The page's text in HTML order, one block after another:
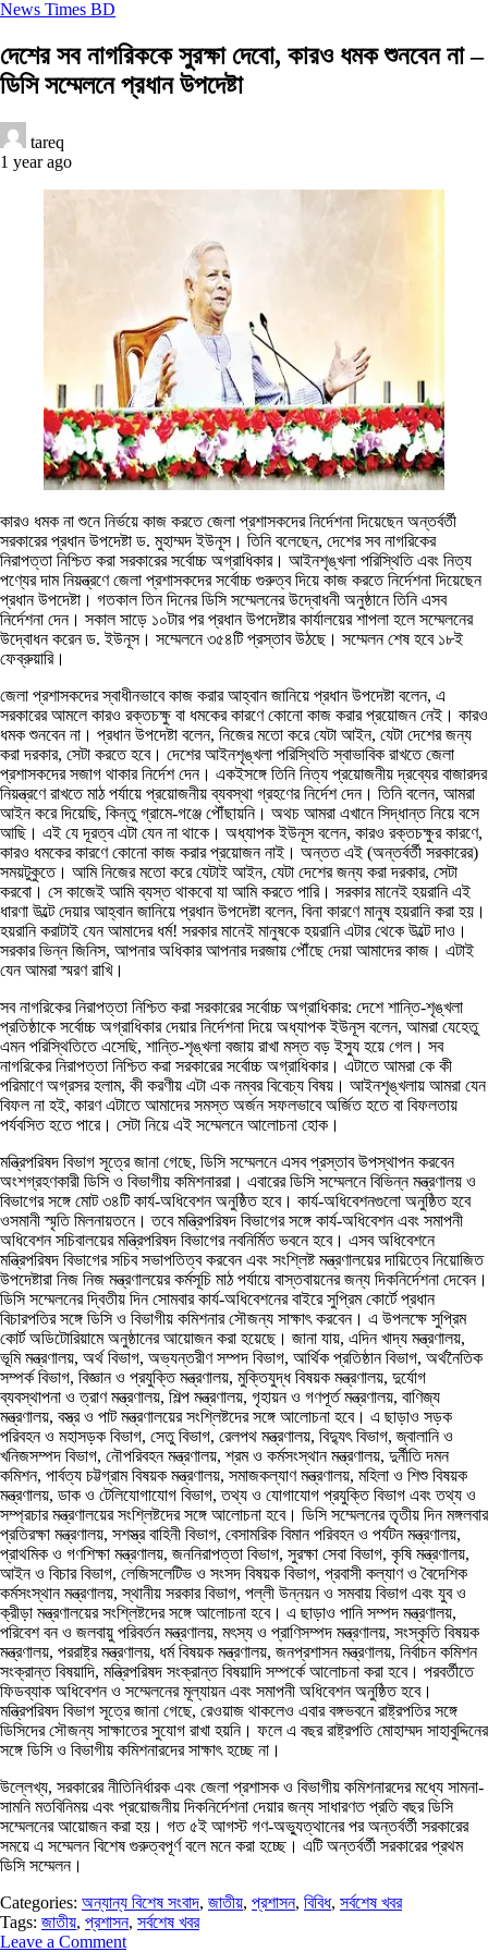
News Times BD
দেশের সব নাগরিককে সুরক্ষা দেবো, কারও ধমক শুনবেন না –
ডিসি সম্মেলনে প্রধান উপদেষ্টা
tareq
1 year ago
কারও ধমক না শুনে নির্ভয়ে কাজ করতে জেলা প্রশাসকদের নির্দেশনা দিয়েছেন অন্তর্বর্তী
সরকারের প্রধান উপদেষ্টা ড. মুহাম্মদ ইউনূস। তিনি বলেছেন, দেশের সব নাগরিকের
নিরাপত্তা নিশ্চিত করা সরকারের সর্বোচ্চ অগ্রাধিকার। আইনশৃঙ্খলা পরিস্থিতি এবং নিত্য
পণ্যের দাম নিয়ন্ত্রণে জেলা প্রশাসকদের সর্বোচ্চ গুরুত্ব দিয়ে কাজ করতে নির্দেশনা দিয়েছেন
প্রধান উপদেষ্টা। গতকাল তিন দিনের ডিসি সম্মেলনের উদ্বোধনী অনুষ্ঠানে তিনি এসব
নির্দেশনা দেন। সকাল সাড়ে ১০টার পর প্রধান উপদেষ্টার কার্যালয়ের শাপলা হলে সম্মেলনের
উদ্বোধন করেন ড. ইউনূস। সম্মেলনে ৩৫৪টি প্রস্তাব উঠছে। সম্মেলন শেষ হবে ১৮ই
ফেব্রুয়ারি।
জেলা প্রশাসকদের স্বাধীনভাবে কাজ করার আহ্বান জানিয়ে প্রধান উপদেষ্টা বলেন, এ
সরকারের আমলে কারও রক্তচক্ষু বা ধমকের কারণে কোনো কাজ করার প্রয়োজন নেই। কারও
ধমক শুনবেন না। প্রধান উপদেষ্টা বলেন, নিজের মতো করে যেটা আইন, যেটা দেশের জন্য
করা দরকার, সেটা করতে হবে। দেশের আইনশৃঙ্খলা পরিস্থিতি স্বাভাবিক রাখতে জেলা
প্রশাসকদের সজাগ থাকার নির্দেশ দেন। একইসঙ্গে তিনি নিত্য প্রয়োজনীয় দ্রব্যের বাজারদর
নিয়ন্ত্রণে রাখতে মাঠ পর্যায়ে প্রয়োজনীয় ব্যবস্থা গ্রহণের নির্দেশ দেন। তিনি বলেন, আমরা
আইন করে দিয়েছি, কিন্তু গ্রামে-গঞ্জে পৌঁছায়নি। অথচ আমরা এখানে সিদ্ধান্ত নিয়ে বসে
আছি। এই যে দূরত্ব এটা যেন না থাকে। অধ্যাপক ইউনূস বলেন, কারও রক্তচক্ষুর কারণে,
কারও ধমকের কারণে কোনো কাজ করার প্রয়োজন নাই। অন্তত এই (অন্তর্বর্তী সরকারের)
সময়টুকুতে। আমি নিজের মতো করে যেটাই আইন, যেটা দেশের জন্য করা দরকার, সেটা
করবো। সে কাজেই আমি ব্যস্ত থাকবো যা আমি করতে পারি। সরকার মানেই হয়রানি এই
ধারণা উল্টে দেয়ার আহ্বান জানিয়ে প্রধান উপদেষ্টা বলেন, বিনা কারণে মানুষ হয়রানি করা হয়।
হয়রানি করাটাই যেন আমাদের ধর্ম! সরকার মানেই মানুষকে হয়রানি এটার থেকে উল্টে দাও।
সরকার ভিন্ন জিনিস, আপনার অধিকার আপনার দরজায় পৌঁছে দেয়া আমাদের কাজ। এটাই
যেন আমরা স্মরণ রাখি।
সব নাগরিকের নিরাপত্তা নিশ্চিত করা সরকারের সর্বোচ্চ অগ্রাধিকার: দেশে শান্তি-শৃঙ্খলা
প্রতিষ্ঠাকে সর্বোচ্চ অগ্রাধিকার দেয়ার নির্দেশনা দিয়ে অধ্যাপক ইউনূস বলেন, আমরা যেহেতু
এমন পরিস্থিতিতে এসেছি, শান্তি-শৃঙ্খলা বজায় রাখা মস্ত বড় ইস্যু হয়ে গেল। সব
নাগরিকের নিরাপত্তা নিশ্চিত করা সরকারের সর্বোচ্চ অগ্রাধিকার। এটাতে আমরা কে কী
পরিমাণে অগ্রসর হলাম, কী করণীয় এটা এক নম্বর বিবেচ্য বিষয়। আইনশৃঙ্খলায় আমরা যেন
বিফল না হই, কারণ এটাতে আমাদের সমস্ত অর্জন সফলভাবে অর্জিত হতে বা বিফলতায়
পর্যবসিত হতে পারে। সেটা নিয়ে এই সম্মেলনে আলোচনা হোক।
মন্ত্রিপরিষদ বিভাগ সূত্রে জানা গেছে, ডিসি সম্মেলনে এসব প্রস্তাব উপস্থাপন করবেন
অংশগ্রহণকারী ডিসি ও বিভাগীয় কমিশনাররা। এবারের ডিসি সম্মেলনে বিভিন্ন মন্ত্রণালয় ও
বিভাগের সঙ্গে মোট ৩৪টি কার্য-অধিবেশন অনুষ্ঠিত হবে। কার্য-অধিবেশনগুলো অনুষ্ঠিত হবে
ওসমানী স্মৃতি মিলনায়তনে। তবে মন্ত্রিপরিষদ বিভাগের সঙ্গে কার্য-অধিবেশন এবং সমাপনী
অধিবেশন সচিবালয়ের মন্ত্রিপরিষদ বিভাগের নবনির্মিত ভবনে হবে। এসব অধিবেশনে
মন্ত্রিপরিষদ বিভাগের সচিব সভাপতিত্ব করবেন এবং সংশ্লিষ্ট মন্ত্রণালয়ের দায়িত্বে নিয়োজিত
উপদেষ্টারা নিজ নিজ মন্ত্রণালয়ের কর্মসূচি মাঠ পর্যায়ে বাস্তবায়নের জন্য দিকনির্দেশনা দেবেন।
ডিসি সম্মেলনের দ্বিতীয় দিন সোমবার কার্য-অধিবেশনের বাইরে সুপ্রিম কোর্টে প্রধান
বিচারপতির সঙ্গে ডিসি ও বিভাগীয় কমিশনার সৌজন্য সাক্ষাৎ করবেন। এ উপলক্ষে সুপ্রিম
কোর্ট অডিটোরিয়ামে অনুষ্ঠানের আয়োজন করা হয়েছে। জানা যায়, এদিন খাদ্য মন্ত্রণালয়,
ভূমি মন্ত্রণালয়, অর্থ বিভাগ, অভ্যন্তরীণ সম্পদ বিভাগ, আর্থিক প্রতিষ্ঠান বিভাগ, অর্থনৈতিক
সম্পর্ক বিভাগ, বিজ্ঞান ও প্রযুক্তি মন্ত্রণালয়, মুক্তিযুদ্ধ বিষয়ক মন্ত্রণালয়, দুর্যোগ
ব্যবস্থাপনা ও ত্রাণ মন্ত্রণালয়, শিল্প মন্ত্রণালয়, গৃহায়ন ও গণপূর্ত মন্ত্রণালয়, বাণিজ্য
মন্ত্রণালয়, বস্ত্র ও পাট মন্ত্রণালয়ের সংশ্লিষ্টদের সঙ্গে আলোচনা হবে। এ ছাড়াও সড়ক
পরিবহন ও মহাসড়ক বিভাগ, সেতু বিভাগ, রেলপথ মন্ত্রণালয়, বিদ্যুৎ বিভাগ, জ্বালানি ও
খনিজসম্পদ বিভাগ, নৌপরিবহন মন্ত্রণালয়, শ্রম ও কর্মসংস্থান মন্ত্রণালয়, দুর্নীতি দমন
কমিশন, পার্বত্য চট্টগ্রাম বিষয়ক মন্ত্রণালয়, সমাজকল্যাণ মন্ত্রণালয়, মহিলা ও শিশু বিষয়ক
মন্ত্রণালয়, ডাক ও টেলিযোগাযোগ বিভাগ, তথ্য ও যোগাযোগ প্রযুক্তি বিভাগ এবং তথ্য ও
সম্প্রচার মন্ত্রণালয়ের সংশ্লিষ্টদের সঙ্গে আলোচনা হবে। ডিসি সম্মেলনের তৃতীয় দিন মঙ্গলবার
প্রতিরক্ষা মন্ত্রণালয়, সশস্ত্র বাহিনী বিভাগ, বেসামরিক বিমান পরিবহন ও পর্যটন মন্ত্রণালয়,
প্রাথমিক ও গণশিক্ষা মন্ত্রণালয়, জননিরাপত্তা বিভাগ, সুরক্ষা সেবা বিভাগ, কৃষি মন্ত্রণালয়,
আইন ও বিচার বিভাগ, লেজিসলেটিভ ও সংসদ বিষয়ক বিভাগ, প্রবাসী কল্যাণ ও বৈদেশিক
কর্মসংস্থান মন্ত্রণালয়, স্থানীয় সরকার বিভাগ, পল্লী উন্নয়ন ও সমবায় বিভাগ এবং যুব ও
ক্রীড়া মন্ত্রণালয়ের সংশ্লিষ্টদের সঙ্গে আলোচনা হবে। এ ছাড়াও পানি সম্পদ মন্ত্রণালয়,
পরিবেশ বন ও জলবায়ু পরিবর্তন মন্ত্রণালয়, মৎস্য ও প্রাণিসম্পদ মন্ত্রণালয়, সংস্কৃতি বিষয়ক
মন্ত্রণালয়, পররাষ্ট্র মন্ত্রণালয়, ধর্ম বিষয়ক মন্ত্রণালয়, জনপ্রশাসন মন্ত্রণালয়, নির্বাচন কমিশন
সংক্রান্ত বিষয়াদি, মন্ত্রিপরিষদ সংক্রান্ত বিষয়াদি সম্পর্কে আলোচনা করা হবে। পরবর্তীতে
ফিডব্যাক অধিবেশন ও সম্মেলনের মূল্যায়ন এবং সমাপনী অধিবেশন অনুষ্ঠিত হবে।
মন্ত্রিপরিষদ বিভাগ সূত্রে জানা গেছে, রেওয়াজ থাকলেও এবার বঙ্গভবনে রাষ্ট্রপতির সঙ্গে
ডিসিদের সৌজন্য সাক্ষাতের সুযোগ রাখা হয়নি। ফলে এ বছর রাষ্ট্রপতি মোহাম্মদ সাহাবুদ্দিনের
সঙ্গে ডিসি ও বিভাগীয় কমিশনারদের সাক্ষাৎ হচ্ছে না।
উল্লেখ্য, সরকারের নীতিনির্ধারক এবং জেলা প্রশাসক ও বিভাগীয় কমিশনারদের মধ্যে সামনা-
সামনি মতবিনিময় এবং প্রয়োজনীয় দিকনির্দেশনা দেয়ার জন্য সাধারণত প্রতি বছর ডিসি
সম্মেলনের আয়োজন করা হয়। গত ৫ই আগস্ট গণ-অভ্যুত্থানের পর অন্তর্বর্তী সরকারের
সময়ে এ সম্মেলন বিশেষ গুরুত্বপূর্ণ বলে মনে করা হচ্ছে। এটি অন্তর্বর্তী সরকারের প্রথম
ডিসি সম্মেলন।
Categories: অন্যান্য বিশেষ সংবাদ, জাতীয়, প্রশাসন, বিবিধ, সর্বশেষ খবর
Tags: জাতীয়, প্রশাসন, সর্বশেষ খবর
Leave a Comment